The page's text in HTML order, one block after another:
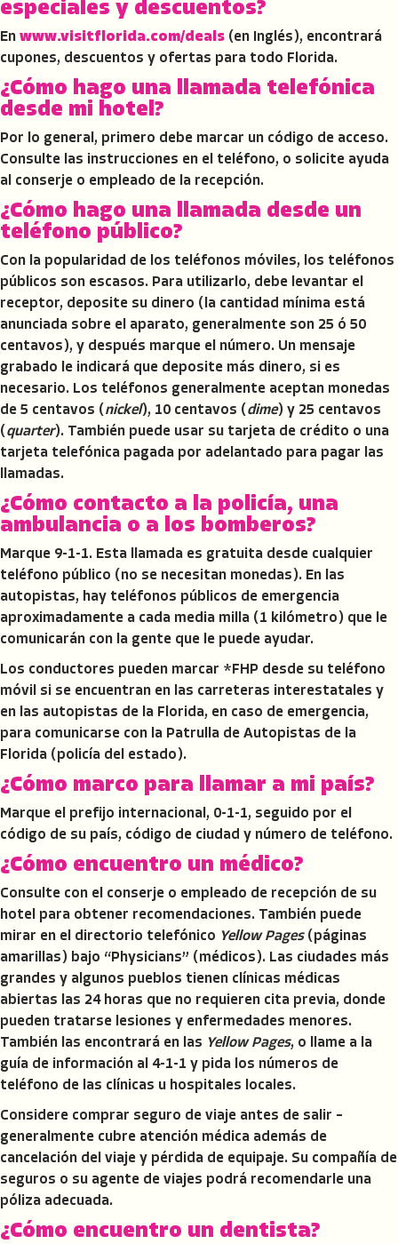
especiales y descuentos?
En www.visitflorida.com/deals (en Inglés), encontrará
cupones, descuentos y ofertas para todo Florida.
¿Cómo hago una llamada telefónica
desde mi hotel?
Por lo general, primero debe marcar un código de acceso.
Consulte las instrucciones en el teléfono, o solicite ayuda
al conserje o empleado de la recepción.
¿Cómo hago una llamada desde un
teléfono público?
Con la popularidad de los teléfonos móviles, los teléfonos
públicos son escasos. Para utilizarlo, debe levantar el
receptor, deposite su dinero (la cantidad mínima está
anunciada sobre el aparato, generalmente son 25 ó 50
centavos), y después marque el número. Un mensaje
grabado le indicará que deposite más dinero, si es
necesario. Los teléfonos generalmente aceptan monedas
de 5 centavos (nickel), 10 centavos (dime) y 25 centavos
(quarter). También puede usar su tarjeta de crédito o una
tarjeta telefónica pagada por adelantado para pagar las
llamadas.
¿Cómo contacto a la policía, una
ambulancia o a los bomberos?
Marque 9-1-1. Esta llamada es gratuita desde cualquier
teléfono público (no se necesitan monedas). En las
autopistas, hay teléfonos públicos de emergencia
aproximadamente a cada media milla (1 kilómetro) que le
comunicarán con la gente que le puede ayudar.
Los conductores pueden marcar *FHP desde su teléfono
móvil si se encuentran en las carreteras interestatales y
en las autopistas de la Florida, en caso de emergencia,
para comunicarse con la Patrulla de Autopistas de la
Florida (policía del estado).
¿Cómo marco para llamar a mi país?
Marque el prefijo internacional, 0-1-1, seguido por el
código de su país, código de ciudad y número de teléfono.
¿Cómo encuentro un médico?
Consulte con el conserje o empleado de recepción de su
hotel para obtener recomendaciones. También puede
mirar en el directorio telefónico Yellow Pages(páginas
amarillas) bajo “Physicians” (médicos). Las ciudades más
grandes y algunos pueblos tienen clínicas médicas
abiertas las 24 horas que no requieren cita previa, donde
pueden tratarse lesiones y enfermedades menores.
También las encontrará en las Yellow Pages, o llame a la
guía de información al 4-1-1 y pida los números de
teléfono de las clínicas u hospitales locales.
Considere comprar seguro de viaje antes de salir –
generalmente cubre atención médica además de
cancelación del viaje y pérdida de equipaje. Su compañía de
seguros o su agente de viajes podrá recomendarle una
póliza adecuada.
¿Cómo encuentro un dentista?